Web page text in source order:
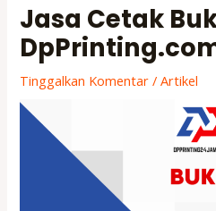
Jasa Cetak
Tinggalkan Komentar /Artikel